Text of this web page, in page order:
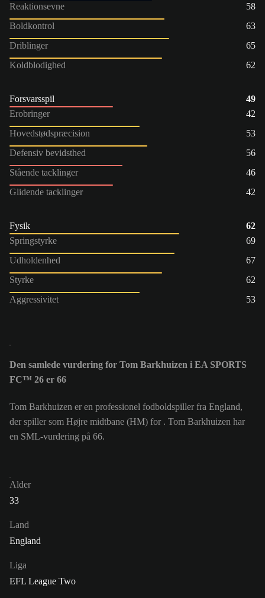
Reaktionsevne
58
Boldkontrol
63
Driblinger
65
Koldblodighed
62
Forsvarsspil
49
Erobringer
42
Hovedstødspræcision
53
Defensiv bevidsthed
56
Stående tacklinger
46
Glidende tacklinger
42
Fysik
62
Springstyrke
69
Udholdenhed
67
Styrke
62
Aggressivitet
53
Den samlede vurdering for Tom Barkhuizen i EA SPORTS
FC™ 26 er 66
Tom Barkhuizen er en professionel fodboldspiller fra England,
der spiller som Højre midtbane (HM) for . Tom Barkhuizen har
en SML-vurdering på 66.
Alder
33
Land
England
Liga
EFL League Two